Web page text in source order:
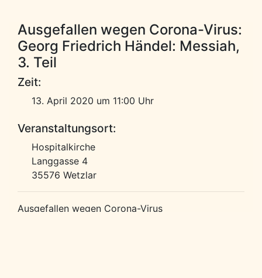
Ausgefallen wegen Corona-Virus:
Georg Friedrich Händel: Messiah,
3. Teil
Zeit:
13. April 2020 um 11:00 Uhr
Veranstaltungsort:
Hospitalkirche
Langgasse 4
35576 Wetzlar
Ausgefallen wegen Corona-Virus